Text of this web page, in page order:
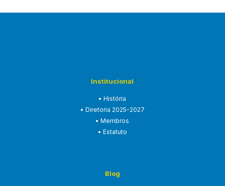
dos B…
Institucional
• História
• Diretoria 2025-2027
• Membros
• Estatuto
Blog